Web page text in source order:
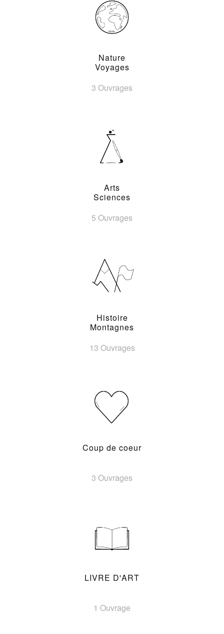
Nature
Voyages
3 Ouvrages
Arts
Sciences
5 Ouvrages
Histoire
Montagnes
13 Ouvrages
Coup de coeur
3 Ouvrages
LIVRE D'ART
1 Ouvrage